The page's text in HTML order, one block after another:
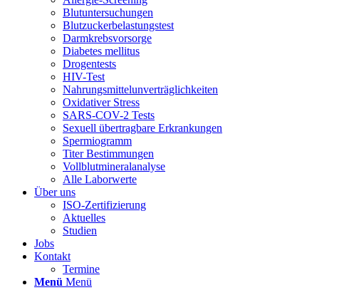
Blutuntersuchungen
Blutzucker­belastungstest
Darmkrebsvorsorge
Diabetes mellitus
Drogentests
HIV-Test
Nahrungsmittel­unverträglichkeiten
Oxidativer Stress
SARS-COV-2 Tests
Sexuell übertragbare Erkrankungen
Spermiogramm
Titer Bestimmungen
Vollblutmineralanalyse
Alle Laborwerte
Über uns
ISO-Zertifizierung
Aktuelles
Studien
Jobs
Kontakt
Termine
Menü Menü